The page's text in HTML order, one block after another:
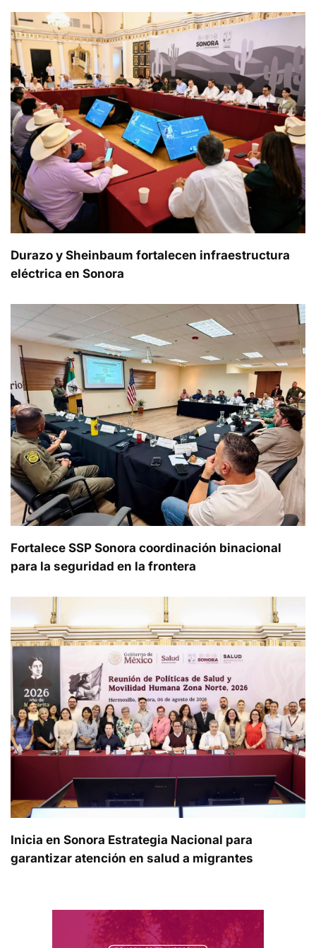
Durazo y Sheinbaum fortalecen infraestructura
eléctrica en Sonora
Fortalece SSP Sonora coordinación binacional
para la seguridad en la frontera
Inicia en Sonora Estrategia Nacional para
garantizar atención en salud a migrantes